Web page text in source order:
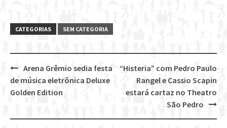
CATEGORIAS SEM CATEGORIA
Post
navigation
“Histeria” com Pedro Paulo
Rangel e Cassio Scapin
estará cartaz no Theatro
São Pedro
Arena Grêmio sedia festa
de música eletrônica Deluxe
Golden Edition